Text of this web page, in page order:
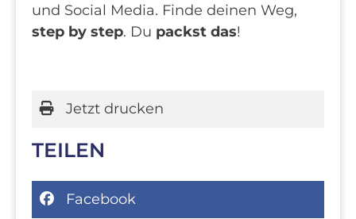
und Social Media. Finde deinen Weg,
step by step. Du packst das!
Jetzt drucken
TEILEN
Facebook